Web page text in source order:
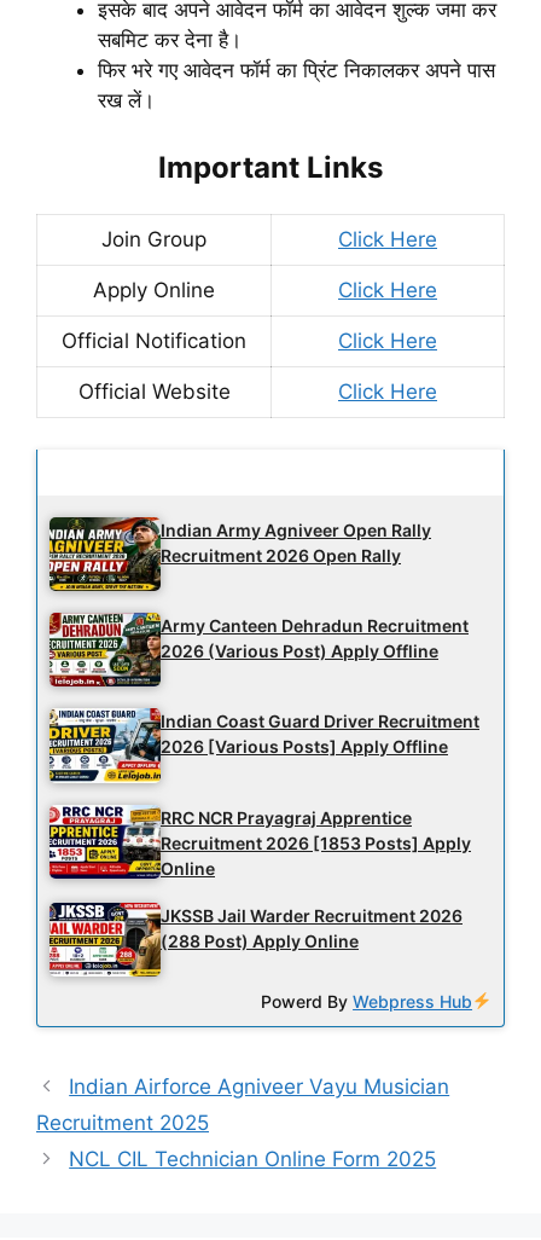
इसके बाद अपने आवेदन फॉर्म का आवेदन शुल्क जमा कर
सबमिट कर देना है।
फिर भरे गए आवेदन फॉर्म का प्रिंट निकालकर अपने पास
रख लें।
Important Links
Join Group Click Here
Apply Online Click Here
Official Notification Click Here
Official Website Click Here
Indian Army Agniveer Open Rally
Recruitment 2026 Open Rally
Army Canteen Dehradun Recruitment
2026 (Various Post) Apply Offline
Indian Coast Guard Driver Recruitment
2026 [Various Posts] Apply Offline
RRC NCR Prayagraj Apprentice
Recruitment 2026 [1853 Posts] Apply
Online
JKSSB Jail Warder Recruitment 2026
(288 Post) Apply Online
Powerd ByWebpress Hub
Indian Airforce Agniveer Vayu Musician
Recruitment 2025
NCL CIL Technician Online Form 2025